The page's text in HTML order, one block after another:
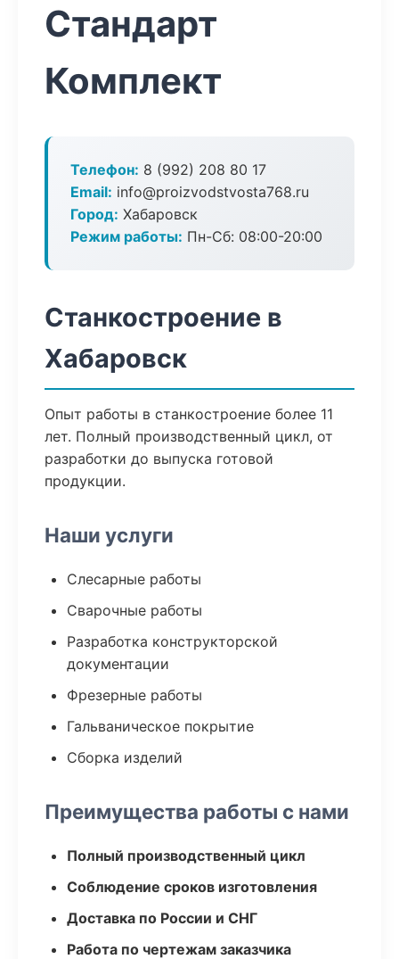
Стандарт
Комплект
Телефон: 8 (992) 208 80 17
Email: info@proizvodstvosta768.ru
Город: Хабаровск
Режим работы: Пн-Сб: 08:00-20:00
Станкостроение в
Хабаровск
Опыт работы в станкостроение более 11
лет. Полный производственный цикл, от
разработки до выпуска готовой
продукции.
Наши услуги
Слесарные работы
Сварочные работы
Разработка конструкторской
документации
Фрезерные работы
Гальваническое покрытие
Сборка изделий
Преимущества работы с нами
Полный производственный цикл
Соблюдение сроков изготовления
Доставка по России и СНГ
Работа по чертежам заказчика